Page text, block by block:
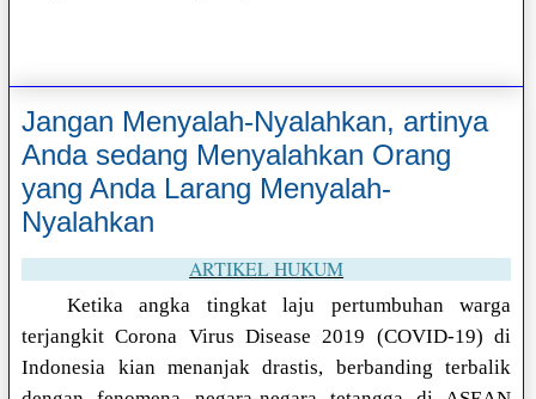
Jangan Menyalah-Nyalahkan, artinya
Anda sedang Menyalahkan Orang
yang Anda Larang Menyalah-
Nyalahkan
ARTIKEL HUKUM
Ketika angka tingkat laju pertumbuhan warga
terjangkit Corona Virus Disease 2019 (COVID-19) di
Indonesia kian menanjak drastis, berbanding terbalik